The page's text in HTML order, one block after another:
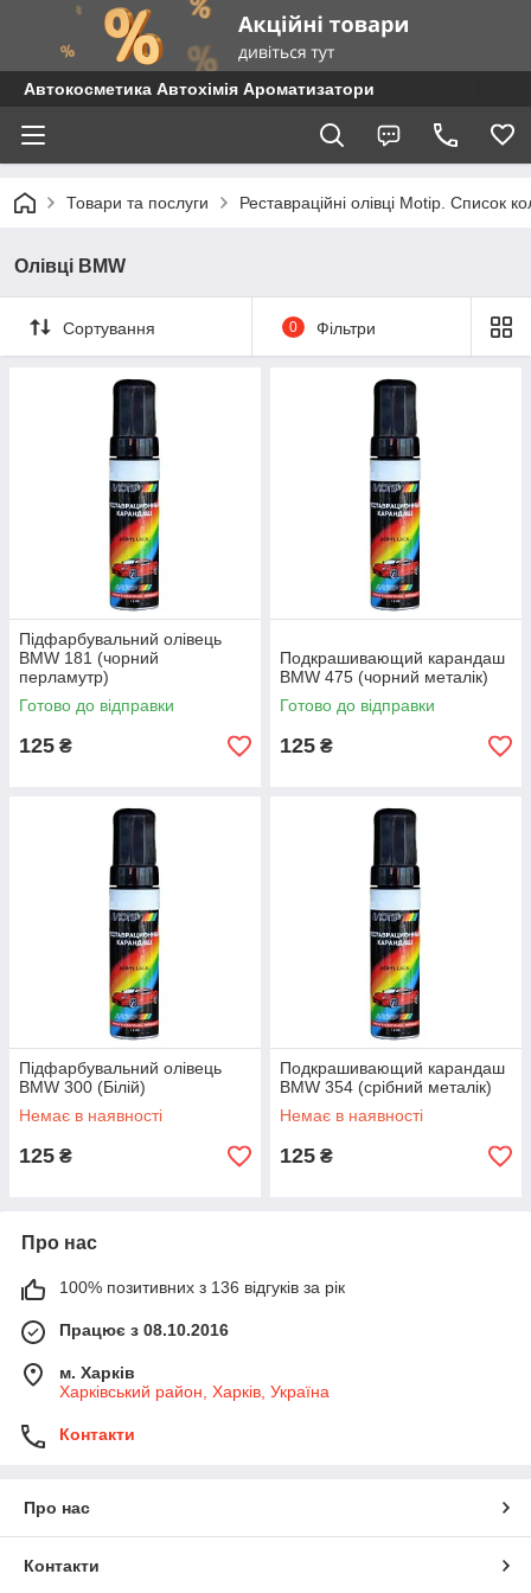
Автокосметика Автохімія Ароматизатори
Товари та послуги Реставраційні олівці Motip. Список
Олівці BMW
Сортування 0 Фільтри
Підфарбувальний олівець
BMW 181 (чорний
перламутр)
Готово до відправки
125 ₴
Подкрашивающий карандаш
BMW 475 (чорний металік)
Готово до відправки
125 ₴
Підфарбувальний олівець
BMW 300 (Білій)
Немає в наявності
125 ₴
Подкрашивающий карандаш
BMW 354 (срібний металік)
Немає в наявності
125 ₴
Про нас
100% позитивних з 136 відгуків за рік
Працює з 08.10.2016
м. Харків
Харківський район, Харків, Україна
Контакти
Про нас
Контакти